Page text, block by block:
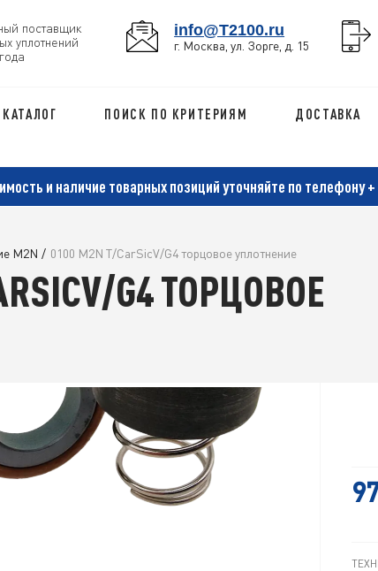
поставщик
уплотнений
info@T2100.ru
г. Москва, ул. Зорге, д. 15
КАТАЛОГ ПОИСК ПО КРИТЕРИЯМ ДОСТАВКА
и наличие товарных позиций уточняйте по телефону
M2N / 0100 M2N T/CarSicV/G4 торцовое уплотнение
G4 ТОРЦОВОЕ